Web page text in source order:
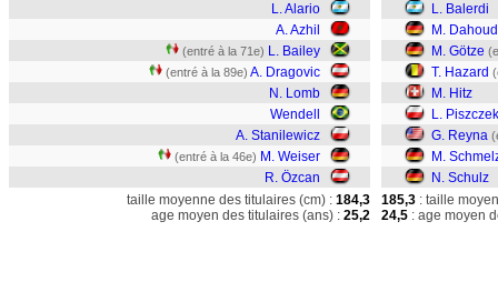
L. Alario
A. Azhil
(entré à la 71e) L. Bailey
(entré à la 89e) A. Dragovic
N. Lomb
Wendell
A. Stanilewicz
(entré à la 46e) M. Weiser
R. Özcan
L. Balerdi
M. Dahoud
M. Götze
T. Hazard
M. Hitz
L. Piszczek
G. Reyna
M.
N. Schulz
taille moyenne des titulaires (cm) : 184,3
age moyen des titulaires (ans) : 25,2
185,3 : taille
24,5 : age moyen